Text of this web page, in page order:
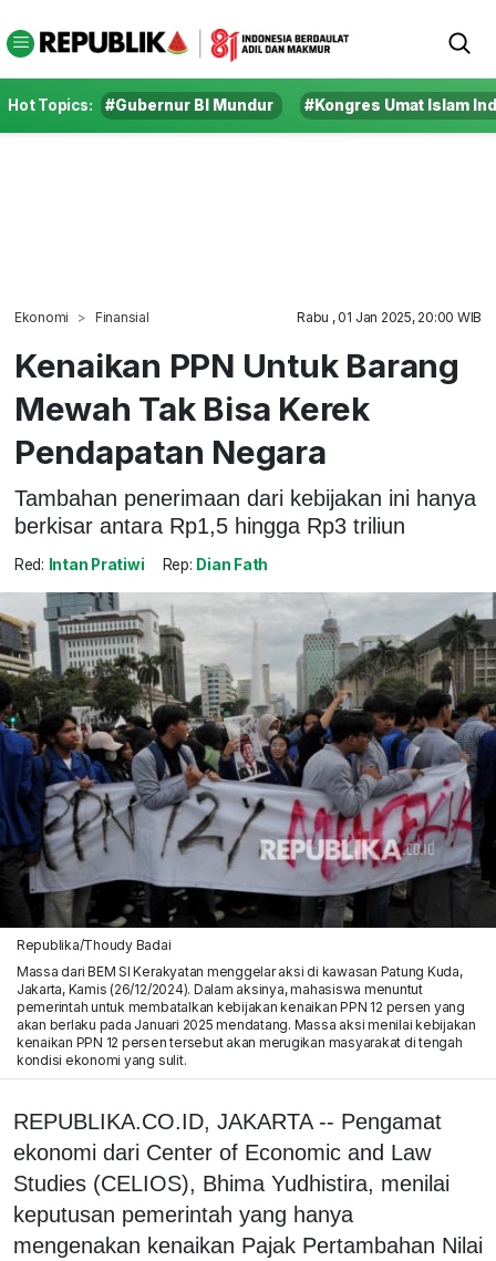
Hot Topics: #Gubernur BI Mundur #Kongres Umat Islam
Ekonomi Finansial Rabu , 01 Jan 2025, 20:00 WIB
Kenaikan PPN Untuk Barang
Mewah Tak Bisa Kerek
Pendapatan Negara
Tambahan penerimaan dari kebijakan ini hanya
berkisar antara Rp1,5 hingga Rp3 triliun
Red: Intan Pratiwi Rep: Dian Fath
Republika/Thoudy Badai
Massa dari BEM SI Kerakyatan menggelar aksi di kawasan Patung Kuda,
Jakarta, Kamis (26/12/2024). Dalam aksinya, mahasiswa menuntut
pemerintah untuk membatalkan kebijakan kenaikan PPN 12 persen yang
akan berlaku pada Januari 2025 mendatang. Massa aksi menilai kebijakan
kenaikan PPN 12 persen tersebut akan merugikan masyarakat di tengah
kondisi ekonomi yang sulit.
REPUBLIKA.CO.ID, JAKARTA -- Pengamat
ekonomi dari Center of Economic and Law
Studies (CELIOS), Bhima Yudhistira, menilai
keputusan pemerintah yang hanya
mengenakan kenaikan Pajak Pertambahan Nilai